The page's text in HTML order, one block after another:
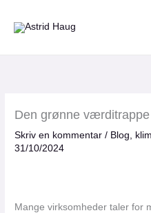
Den grønne værditrappe
Skriv en kommentar / Blog,
31/10/2024
Mange virksomheder taler for